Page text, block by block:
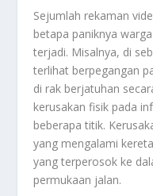
Sejumlah rekaman
betapa paniknya
terjadi. Misalnya, di
terlihat berpegangan
di rak berjatuhan
kerusakan fisik pada
beberapa titik.
yang mengalami
yang terperosok ke
permukaan jalan.